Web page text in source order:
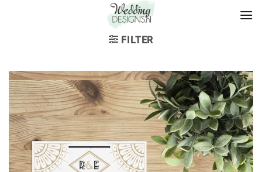
FILTER